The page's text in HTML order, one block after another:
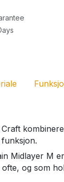
Midlayer M
og som